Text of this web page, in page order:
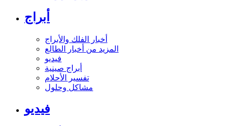
أبراج
أخبار الفلك والأبراج
المزيد من أخبار الطالع
فيديو
أبراج صينية
تفسير الأحلام
مشاكل وحلول
فيديو